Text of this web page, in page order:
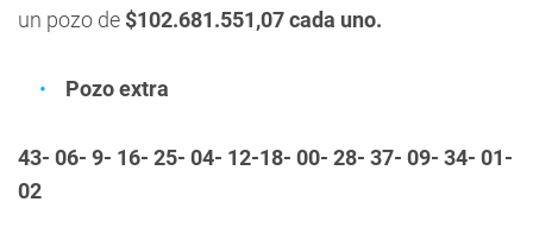
un pozo de $102.681.551,07cada uno.
Pozo extra
43- 06- 9- 16- 25- 04- 12-18- 00- 28- 37- 09- 34- 01-
02